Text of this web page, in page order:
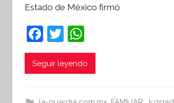
Estado de México firmó
F
a
c
b
T
w
itt
h
at
A
Seguir leyendo